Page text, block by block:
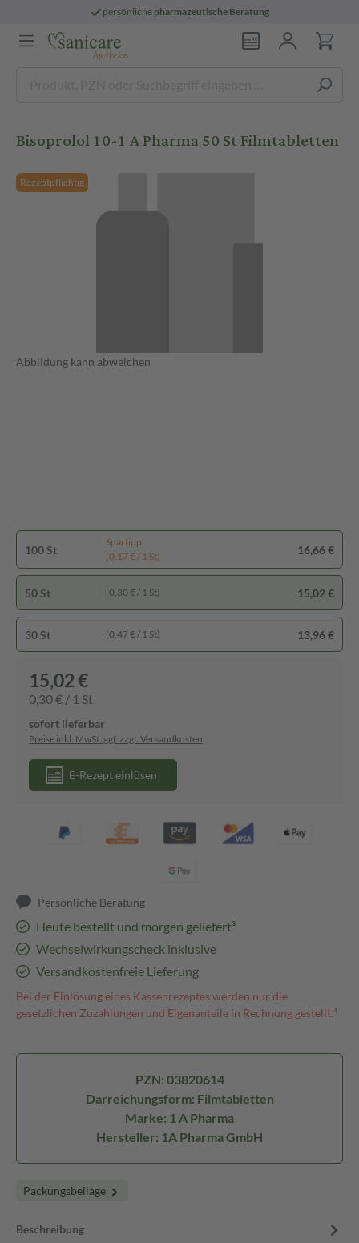
persönliche pharmazeutische Beratung
Bisoprolol 10-1 A Pharma 50 St Filmtabletten
Rezeptpflichtig
Abbildung kann abweichen
100 St
Spartipp
(0,17 € / 1 St)
16,66 €
50 St (0,30 € / 1 St) 15,02 €
30 St (0,47 € / 1 St) 13,96 €
15,02 €
0,30 € / 1 St
sofort lieferbar
Preise inkl. MwSt. ggf. zzgl. Versandkosten
E-Rezept einlösen
Persönliche Beratung
Heute bestellt und morgen geliefert³
Wechselwirkungscheck inklusive
Versandkostenfreie Lieferung
Bei der Einlösung eines Kassenrezeptes werden nur die
gesetzlichen Zuzahlungen und Eigenanteile in Rechnung gestellt.⁴
PZN: 03820614
Darreichungsform: Filmtabletten
Marke: 1 A Pharma
Hersteller: 1A Pharma GmbH
Packungsbeilage
Beschreibung